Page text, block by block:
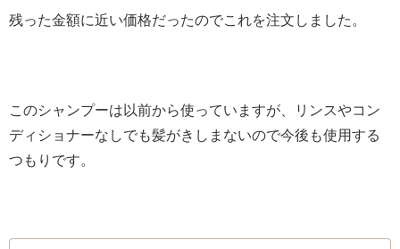
残った金額に近い価格だったのでこれを注文しました。
このシャンプーは以前から使っていますが、リンスやコン
ディショナーなしでも髪がきしまないので今後も使用する
つもりです。